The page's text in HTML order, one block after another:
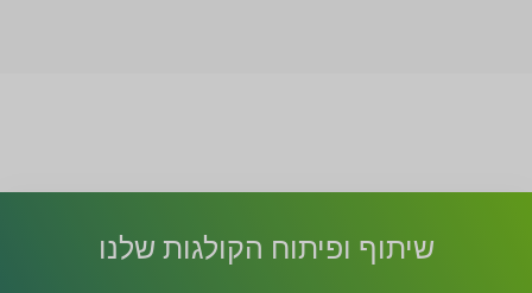
שיתוף ופיתוח הקולגות שלנו